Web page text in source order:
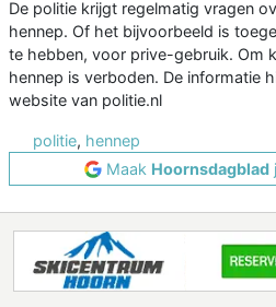
De politie krijgt regelmatig vragen
hennep. Of het bijvoorbeeld is
te hebben, voor prive-gebruik. Om
hennep is verboden. De informatie
website van politie.nl
politie, hennep
Maak Hoornsdagblad